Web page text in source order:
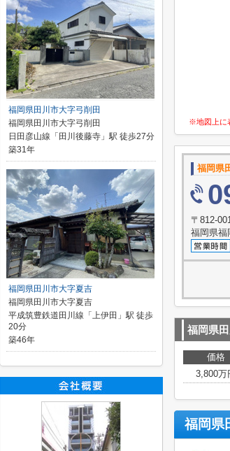
※地図上に
福岡県
〒812-
福岡県福
福岡県
価格
3,800万
福岡県
福岡県田川市大字弓削田
福岡県田川市大字弓削田
日田彦山線「田川後藤寺」駅 徒歩27分
築31年
福岡県田川市大字夏吉
福岡県田川市大字夏吉
平成筑豊鉄道田川線「上伊田」駅 徒歩
20分
築46年